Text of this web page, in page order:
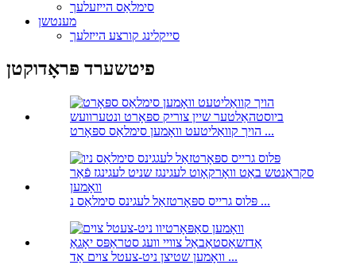
סימלאַס הייזעלעך
מענטשן
סייקלינג קורצע הייזלעך
פיטשערד פּראָדוקטן
הויך קוואַליטעט וואָמען סימלאַס ספּאָרט ...
פּלוס גרייס ספּאָרטזאַל לעגינס סימלאַס נ ...
וואָמען שטיצן ניט-צעטל צוים אַד ...